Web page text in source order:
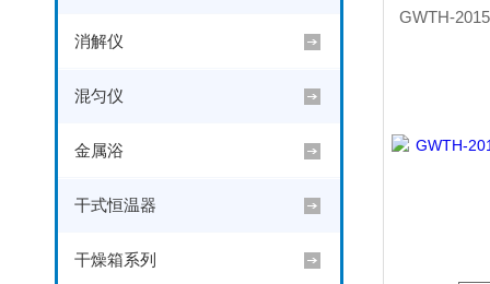
消解仪
混匀仪
金属浴
干式恒温器
干燥箱系列